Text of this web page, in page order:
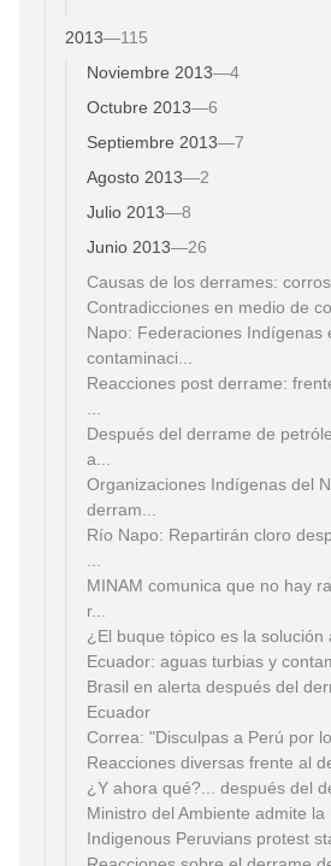
2013—115
Noviembre 2013—4
Octubre 2013—6
Septiembre 2013—7
Agosto 2013—2
Julio 2013—8
Junio 2013—26
Causas de los derrames:
Contradicciones en medio de
Napo: Federaciones Indígenas
contaminaci...
Reacciones post derrame:
Después del derrame de
a...
Organizaciones Indígenas del
derram...
Río Napo: Repartirán cloro
MINAM comunica que no hay
r...
¿El buque tópico es la solución
Ecuador: aguas turbias y
Brasil en alerta después del
Ecuador
Correa: "Disculpas a Perú por
Reacciones diversas frente al
¿Y ahora qué?... después del
Ministro del Ambiente admite la
Indigenous Peruvians protest